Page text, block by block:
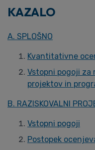
KAZALO
A. SPLOŠNO
Kvantitativne
Vstopni pogoji za
projektov in
B. RAZISKOVALNI
Vstopni pogoji
Postopek